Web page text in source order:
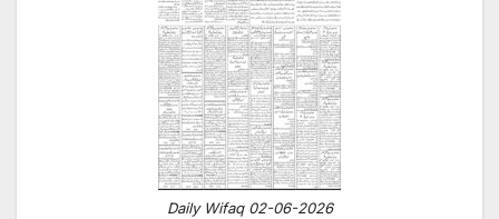
Daily Wifaq 02-06-2026